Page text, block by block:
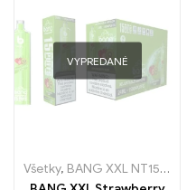
VYPREDANÉ
Všetky, BANG XXL NT15000